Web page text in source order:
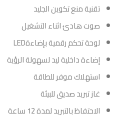
تقنية منع تكوين الجليد
صوت هادئ اثناء التشغيل
لوحة تحكم رقمية بإضاءةLED
إضاءة داخلية ليد لسهولة الرؤية
استهلاك موفر للطاقة
غاز تبريد صديق للبيئة
الاحتفاظ بالتبريد لمدة 12 ساعة